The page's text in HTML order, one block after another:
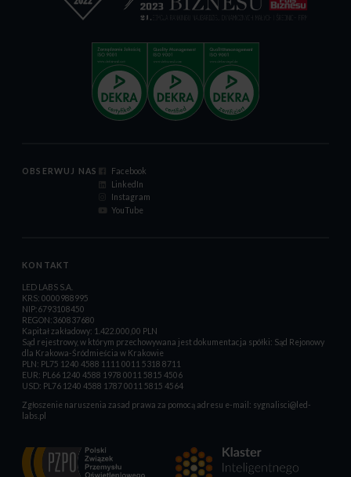
OBSERWUJ NAS
Facebook
LinkedIn
Instagram
YouTube
KONTAKT
LED LABS S.A.
KRS: 0000988995
NIP:6793108450
REGON:360837680
Kapitał zakładowy: 1.422.000,00 PLN
Sąd rejestrowy, w którym przechowywana jest dokumentacja spółki: Sąd Rejonowy
dla Krakowa-Śródmieścia w Krakowie
PLN: PL75 1240 4588 1111 0011 5318 8711
EUR: PL66 1240 4588 1978 0011 5815 4506
USD: PL76 1240 4588 1787 0011 5815 4564
Zgłoszenie naruszenia zasad prawa za pomocą adresu e-mail: sygnalisci@led-
labs.pl